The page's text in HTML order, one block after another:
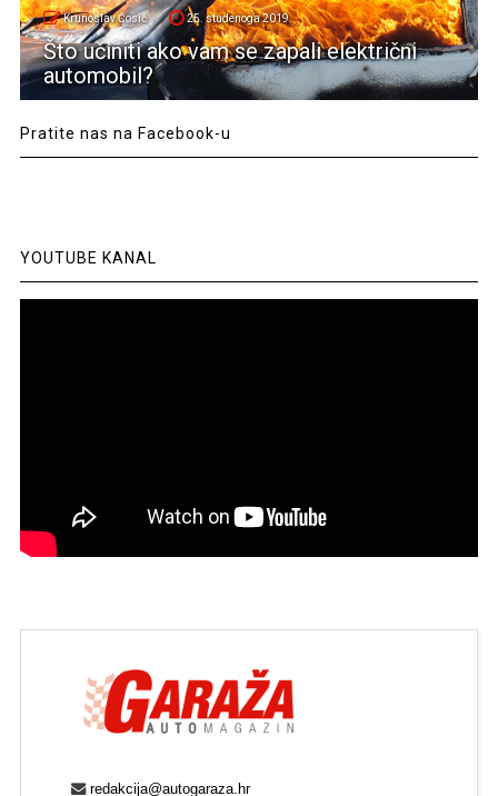
Krunoslav Ćosić 25. studenoga 2019.
Što učiniti ako vam se zapali električni
automobil?
Pratite nas na Facebook-u
YOUTUBE KANAL
redakcija@autogaraza.hr